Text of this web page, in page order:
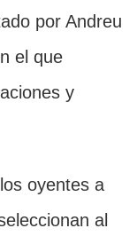
por Andreu
el que
y
oyentes a
al